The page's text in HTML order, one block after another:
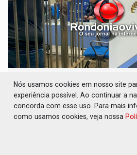
NO CARRO: Homem é preso
9mm durante abordagem da
zona Sul
08 de Agosto de 2026 às
Nós usamos cookies em nosso site
experiência possível. Ao continuar a
concorda com esse uso. Para mais
como usamos cookies, veja nossa